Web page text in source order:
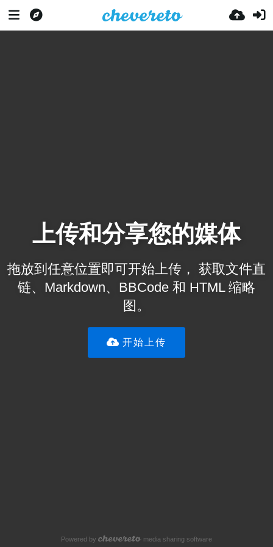
上传和分享您的媒体
拖放到任意位置即可开始上传， 获取文件直
链、Markdown、BBCode 和 HTML 缩略
图。
开始上传
Powered by media sharing software